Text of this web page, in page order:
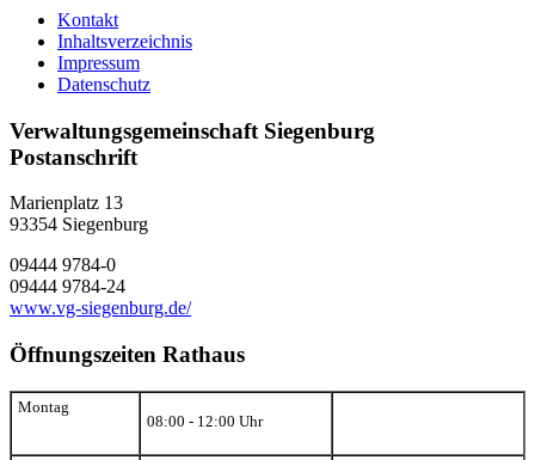
Kontakt
Inhaltsverzeichnis
Impressum
Datenschutz
Verwaltungsgemeinschaft Siegenburg
Postanschrift
Marienplatz 13
93354 Siegenburg
09444 9784-0
09444 9784-24
www.vg-siegenburg.de/
Öffnungszeiten Rathaus
Montag
08:00 - 12:00 Uhr